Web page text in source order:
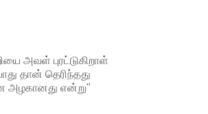
அவள் புரட்டுகிறாள்
தான் தெரிந்தது
என்று"